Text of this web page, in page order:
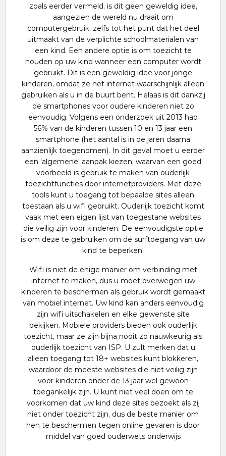
zoals eerder vermeld, is dit geen geweldig idee,
aangezien de wereld nu draait om
computergebruik, zelfs tot het punt dat het deel
uitmaakt van de verplichte schoolmaterialen van
een kind. Een andere optie is om toezicht te
houden op uw kind wanneer een computer wordt
gebruikt. Dit is een geweldig idee voor jonge
kinderen, omdat ze het internet waarschijnlijk alleen
gebruiken als u in de buurt bent. Helaas is dit dankzij
de smartphones voor oudere kinderen niet zo
eenvoudig. Volgens een onderzoek uit 2013 had
56% van de kinderen tussen 10 en 13 jaar een
smartphone (het aantal is in de jaren daarna
aanzienlijk toegenomen). In dit geval moet u eerder
een 'algemene' aanpak kiezen, waarvan een goed
voorbeeld is gebruik te maken van ouderlijk
toezichtfuncties door internetproviders. Met deze
tools kunt u toegang tot bepaalde sites alleen
toestaan als u wifi gebruikt. Ouderlijk toezicht komt
vaak met een eigen lijst van toegestane websites
die veilig zijn voor kinderen. De eenvoudigste optie
is om deze te gebruiken om de surftoegang van uw
kind te beperken.
Wifi is niet de enige manier om verbinding met
internet te maken, dus u moet overwegen uw
kinderen te beschermen als gebruik wordt gemaakt
van mobiel internet. Uw kind kan anders eenvoudig
zijn wifi uitschakelen en elke gewenste site
bekijken. Mobiele providers bieden ook ouderlijk
toezicht, maar ze zijn bijna nooit zo nauwkeurig als
ouderlijk toezicht van ISP. U zult merken dat u
alleen toegang tot 18+ websites kunt blokkeren,
waardoor de meeste websites die niet veilig zijn
voor kinderen onder de 13 jaar wel gewoon
toegankelijk zijn. U kunt niet veel doen om te
voorkomen dat uw kind deze sites bezoekt als zij
niet onder toezicht zijn, dus de beste manier om
hen te beschermen tegen online gevaren is door
middel van goed ouderwets onderwijs